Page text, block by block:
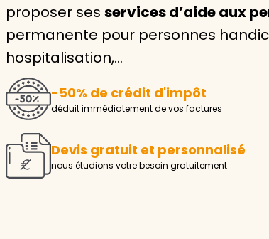
Seniors
Handicaps
Voir tous les services
proposer ses services d’aide aux
permanente pour personnes
hospitalisation,…
-50% de crédit d'impôt
déduit immédiatement de vos factures
Devis gratuit et personnalisé
nous étudions votre besoin gratuitement